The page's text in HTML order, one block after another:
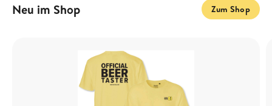
Neu im Shop Zum Shop